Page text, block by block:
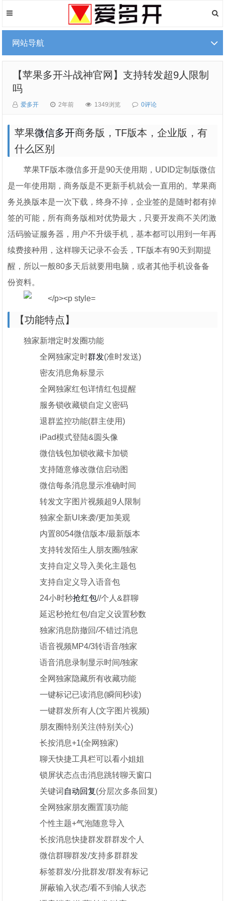
网站导航
【苹果多开斗战神官网】支持转发超9人限制
吗
爱多开 2年前 1349浏览 0评论
苹果微信多开商务版，TF版本，企业版，有
什么区别
苹果TF版本微信多开是90天使用期，UDID定制版微信
是一年使用期，商务版是不更新手机就会一直用的。苹果商
务兑换版本是一次下载，终身不掉，企业签的是随时都有掉
签的可能，所有商务版相对优势最大，只要开发商不关闭激
活码验证服务器，用户不升级手机，基本都可以用到一年再
续费接种用，这样聊天记录不会丢，TF版本有90天到期提
醒，所以一般80多天后就要用电脑，或者其他手机设备备
份资料。
【功能特点】
独家新增定时发圈功能
全网独家定时群发(准时发送)
密友消息角标显示
全网独家红包详情红包提醒
服务锁收藏锁自定义密码
退群监控功能(群主使用)
iPad模式登陆&圆头像
微信钱包加锁收藏卡加锁
支持随意修改微信启动图
微信每条消息显示准确时间
转发文字图片视频超9人限制
独家全新UI来袭/更加美观
内置8054微信版本/最新版本
支持转发陌生人朋友圈/独家
支持自定义导入美化主题包
支持自定义导入语音包
24小时秒抢红包//个人&群聊
延迟秒抢红包/自定义设置秒数
独家消息防撤回/不错过消息
语音视频MP4/3转语音/独家
语音消息录制显示时间/独家
全网独家隐藏所有收藏功能
一键标记已读消息(瞬间秒读)
一键群发所有人(文字图片视频)
朋友圈特别关注(特别关心)
长按消息+1(全网独家)
聊天快捷工具栏可以看小姐姐
锁屏状态点击消息跳转聊天窗口
关键词 自动回复(分层次多条回复)
全网独家朋友圈置顶功能
个性主题+气泡随意导入
长按消息快捷群发群群发个人
微信群聊群发/支持多群群发
标签群发/分批群发/群发有标记
屏蔽输入状态/看不到输人状态